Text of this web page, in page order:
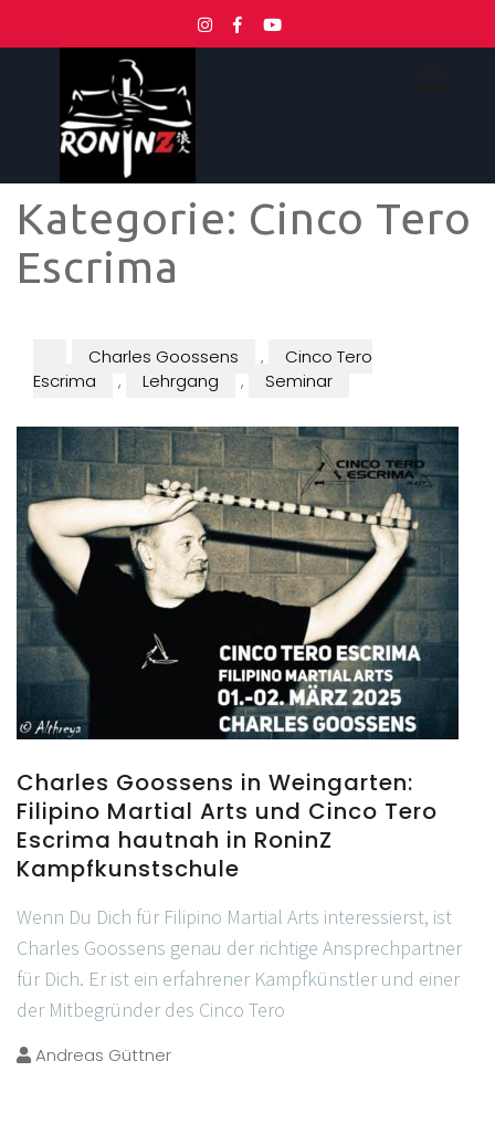
Kategorie: Cinco Tero
Escrima
Charles Goossens ,
Cinco Tero
Escrima
, Lehrgang , Seminar
Charles Goossens in Weingarten:
Filipino Martial Arts und Cinco Tero
Escrima hautnah in RoninZ
Kampfkunstschule
Wenn Du Dich für Filipino Martial Arts interessierst, ist
Charles Goossens genau der richtige Ansprechpartner
für Dich. Er ist ein erfahrener Kampfkünstler und einer
der Mitbegründer des Cinco Tero
Andreas Güttner